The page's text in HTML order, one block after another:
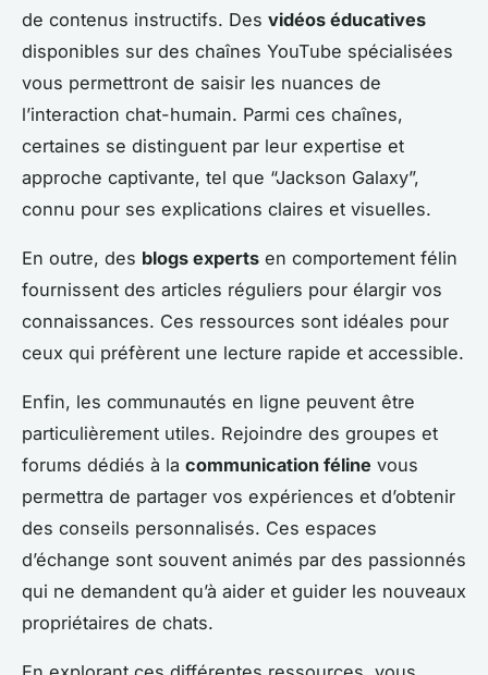
de contenus instructifs. Des vidéos éducatives
disponibles sur des chaînes YouTube spécialisées
vous permettront de saisir les nuances de
l’interaction chat-humain. Parmi ces chaînes,
certaines se distinguent par leur expertise et
approche captivante, tel que “Jackson Galaxy”,
connu pour ses explications claires et visuelles.
En outre, des blogs experts en comportement félin
fournissent des articles réguliers pour élargir vos
connaissances. Ces ressources sont idéales pour
ceux qui préfèrent une lecture rapide et accessible.
Enfin, les communautés en ligne peuvent être
particulièrement utiles. Rejoindre des groupes et
forums dédiés à la communication féline vous
permettra de partager vos expériences et d’obtenir
des conseils personnalisés. Ces espaces
d’échange sont souvent animés par des passionnés
qui ne demandent qu’à aider et guider les nouveaux
propriétaires de chats.